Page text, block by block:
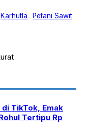
Karhutla Petani Sawit
TikTok, Emak
Tertipu Rp